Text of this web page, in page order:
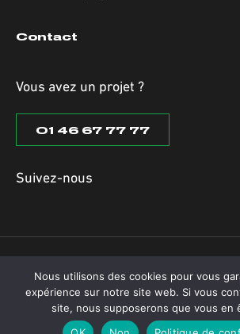
Contact
Vous avez un projet ?
01 46 67 77 77
Suivez-nous
POLITIQUE DE CONFIDENTIALITÉ DES DONNÉES
CONDITIONS GÉNÉRALES DE VENTE (CGV)
TORANN-FRANCE 2026
Nous utilisons des cookies pour vous
expérience sur notre site web. Si vous
site, nous supposerons que vous en